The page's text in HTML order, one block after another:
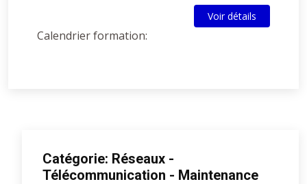
Voir détails
Calendrier formation:
Catégorie: Réseaux -
Télécommunication - Maintenance